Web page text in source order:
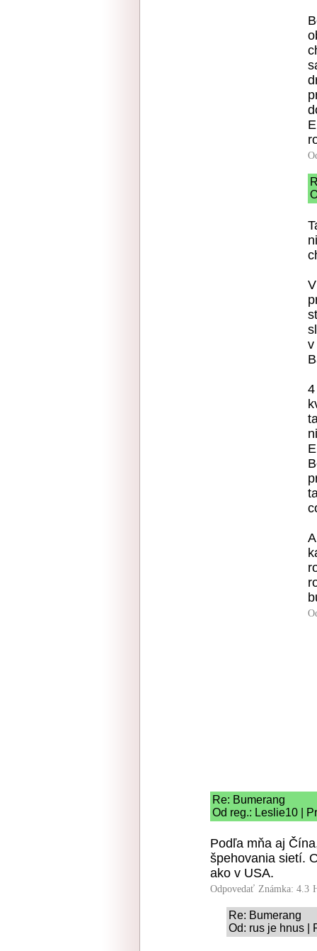
v
Re: Bumerang
Od reg.: Leslie10 |
Podľa mňa aj
špehovania sietí.
ako v USA.
Odpovedať Známka: 4.3
Re: Bumerang
Od: rus je hnus |